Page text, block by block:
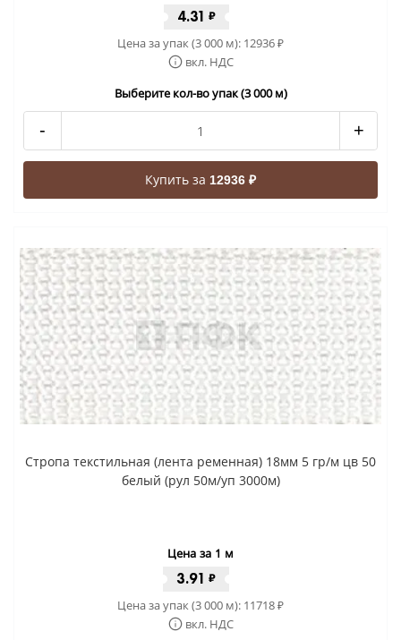
4.31 ₽
Цена за упак (3 000 м): 12936₽
вкл. НДС
Выберите кол-во упак (3 000 м)
- +
Купить за 12936 ₽
Стропа текстильная (лента ременная) 18мм 5 гр/м цв 50
белый (рул 50м/уп 3000м)
Цена за 1 м
3.91 ₽
Цена за упак (3 000 м): 11718₽
вкл. НДС